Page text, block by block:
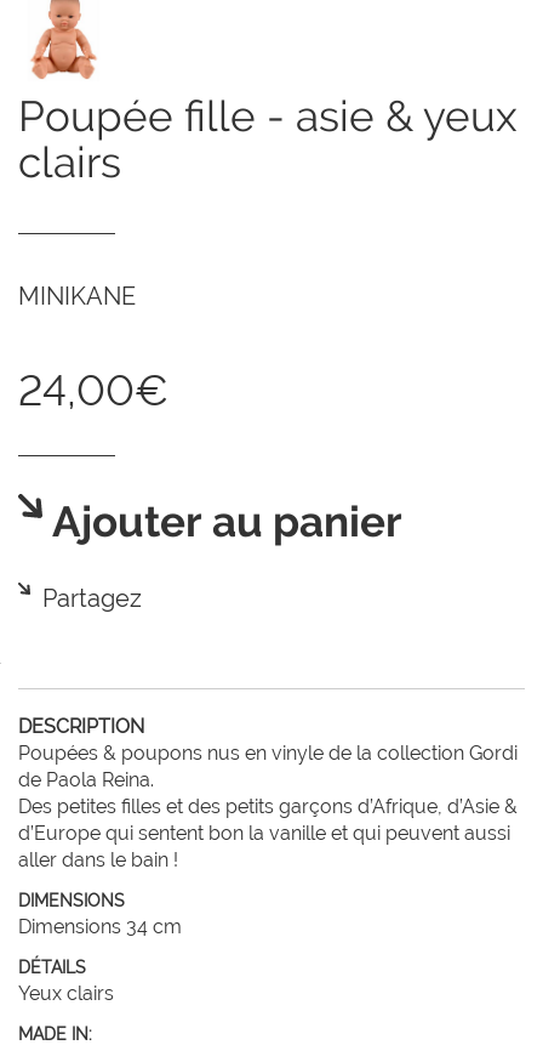
poupée fille - asie & yeux
clairs
MINIKANE
24,00€
Ajouter au panier
Partagez
DESCRIPTION
Poupées & poupons nus en vinyle de la collection Gordi
de Paola Reina.
Des petites filles et des petits garçons d’Afrique, d’Asie &
d’Europe qui sentent bon la vanille et qui peuvent aussi
aller dans le bain !
DIMENSIONS
Dimensions 34 cm
DÉTAILS
Yeux clairs
MADE IN: